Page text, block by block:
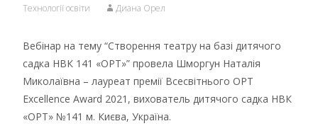
Технології освіти
Диана Орел
Вебінар на тему “Створення театру на базі дитячого
садка НВК 141 «ОРТ»” провела Шморгун Наталія
Миколаївна – лауреат премії Всесвітнього ОРТ
Excellence Award 2021, вихователь дитячого садка НВК
«ОРТ» №141 м. Києва, Україна.